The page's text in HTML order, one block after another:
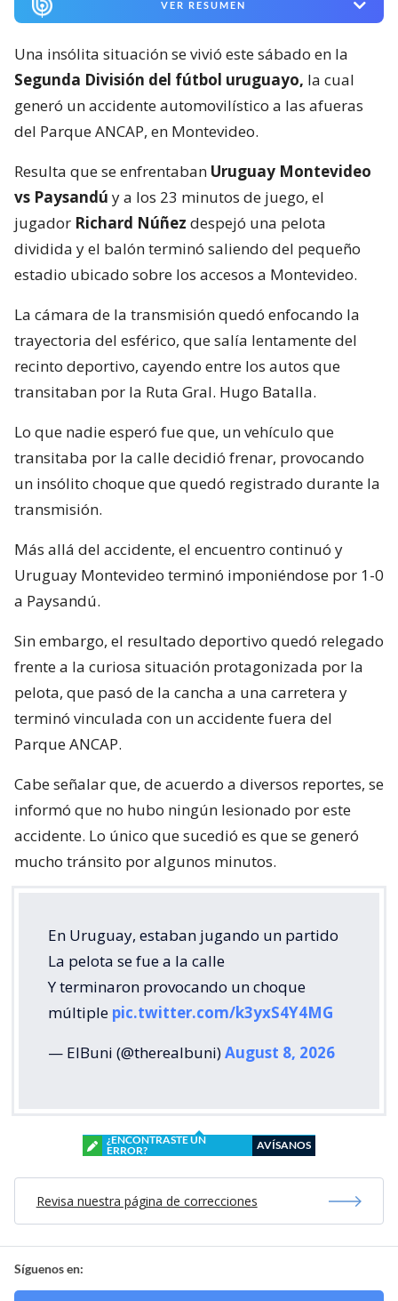
VER RESUMEN
Una insólita situación se vivió este sábado en la
Segunda División del fútbol uruguayo, la cual
generó un accidente automovilístico a las afueras
del Parque ANCAP, en Montevideo.
Resulta que se enfrentaban Uruguay Montevideo
vs Paysandú y a los 23 minutos de juego, el
jugador Richard Núñez despejó una pelota
dividida y el balón terminó saliendo del pequeño
estadio ubicado sobre los accesos a Montevideo.
La cámara de la transmisión quedó enfocando la
trayectoria del esférico, que salía lentamente del
recinto deportivo, cayendo entre los autos que
transitaban por la Ruta Gral. Hugo Batalla.
Lo que nadie esperó fue que, un vehículo que
transitaba por la calle decidió frenar, provocando
un insólito choque que quedó registrado durante la
transmisión.
Más allá del accidente, el encuentro continuó y
Uruguay Montevideo terminó imponiéndose por 1-0
a Paysandú.
Sin embargo, el resultado deportivo quedó relegado
frente a la curiosa situación protagonizada por la
pelota, que pasó de la cancha a una carretera y
terminó vinculada con un accidente fuera del
Parque ANCAP.
Cabe señalar que, de acuerdo a diversos reportes, se
informó que no hubo ningún lesionado por este
accidente. Lo único que sucedió es que se generó
mucho tránsito por algunos minutos.
En Uruguay, estaban jugando un partido
La pelota se fue a la calle
Y terminaron provocando un choque
múltiple pic.twitter.com/k3yxS4Y4MG
— ElBuni (@therealbuni)August 8, 2026
¿ENCONTRASTE UN
ERROR?
AVÍSANOS
Revisa nuestra página de correcciones
Síguenos en: